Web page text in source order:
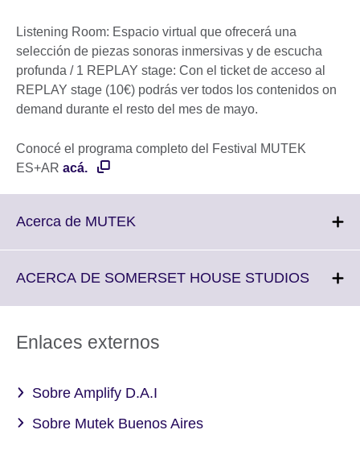
Listening Room: Espacio virtual que ofrecerá una
selección de piezas sonoras inmersivas y de escucha
profunda / 1 REPLAY stage: Con el ticket de acceso al
REPLAY stage (10€) podrás ver todos los contenidos on
demand durante el resto del mes de mayo.
Conocé el programa completo del Festival MUTEK
ES+AR acá.
Acerca de MUTEK
More
ACERCA DE SOMERSET HOUSE STUDIOSClick
Enlaces externos
Sobre Amplify D.A.I
Sobre Mutek Buenos Aires